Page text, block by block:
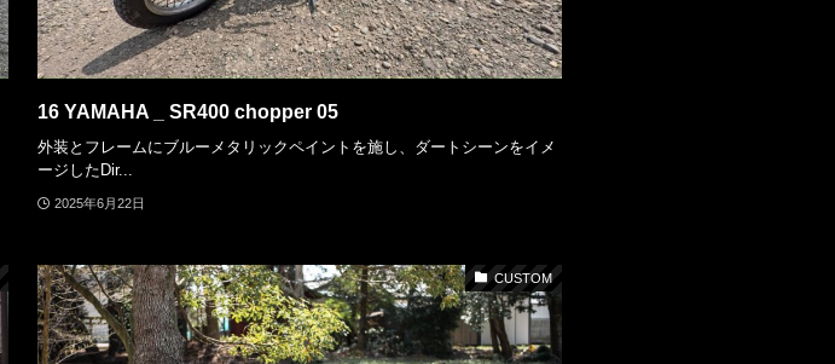
16 YAMAHA _ SR400 chopper 05
外装とフレームにブルーメタリックペイントを施し、ダートシーンをイメ
ージしたDir...
2025年6月22日
CUSTOM